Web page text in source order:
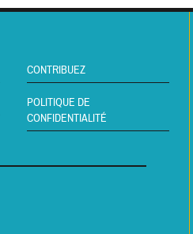
CONTRIBUEZ
POLITIQUE DE
CONFIDENTIALITÉ